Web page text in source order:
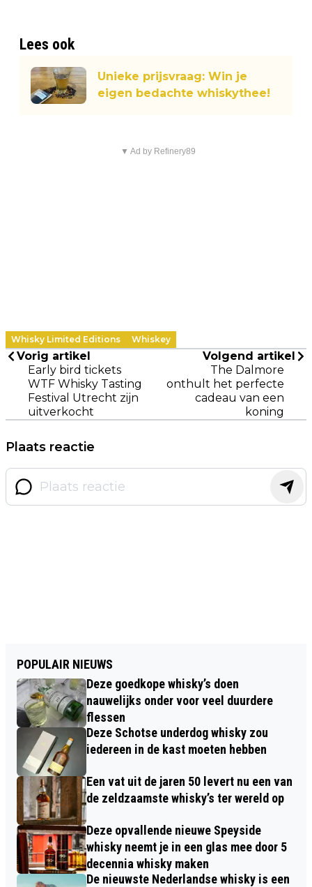
Lees ook
Unieke prijsvraag: Win je
eigen bedachte whiskythee!
▼ Ad by Refinery89
Whisky Limited Editions Whiskey
Vorig artikel
Early bird tickets
WTF Whisky Tasting
Festival Utrecht zijn
uitverkocht
Volgend artikel
The Dalmore
onthult het perfecte
cadeau van een
koning
Plaats reactie
POPULAIR NIEUWS
Deze goedkope whisky’s doen
nauwelijks onder voor veel duurdere
flessen
Deze Schotse underdog whisky zou
iedereen in de kast moeten hebben
Een vat uit de jaren 50 levert nu een van
de zeldzaamste whisky’s ter wereld op
Deze opvallende nieuwe Speyside
whisky neemt je in een glas mee door 5
decennia whisky maken
De nieuwste Nederlandse whisky is een